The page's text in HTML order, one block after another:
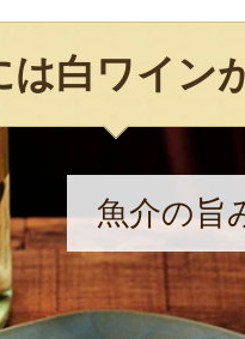
は白ワイン
魚介の旨